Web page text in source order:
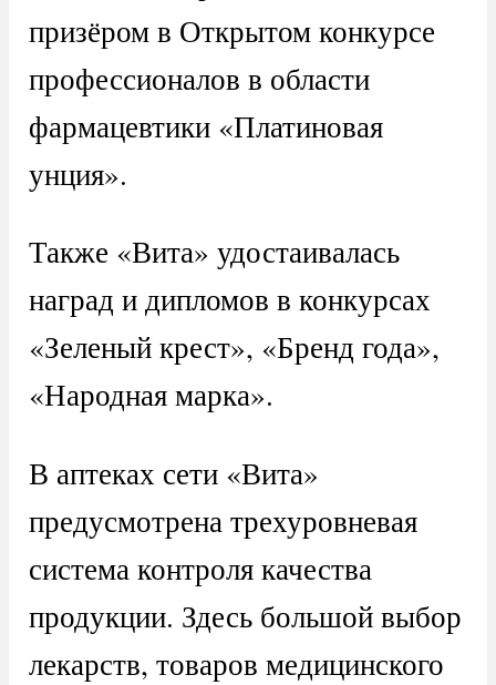
призёром в Открытом конкурсе
профессионалов в области
фармацевтики «Платиновая
унция».
Также «Вита» удостаивалась
наград и дипломов в конкурсах
«Зеленый крест», «Бренд года»,
«Народная марка».
В аптеках сети «Вита»
предусмотрена трехуровневая
система контроля качества
продукции. Здесь большой выбор
лекарств, товаров медицинского